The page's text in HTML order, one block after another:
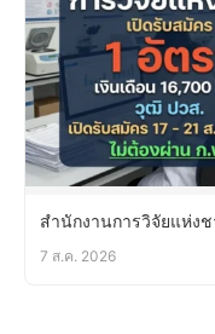
สำนักงานการวิจัยแห่ง
7 ส.ค. 2026